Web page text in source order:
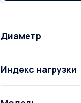
Диаметр
Индекс нагрузки